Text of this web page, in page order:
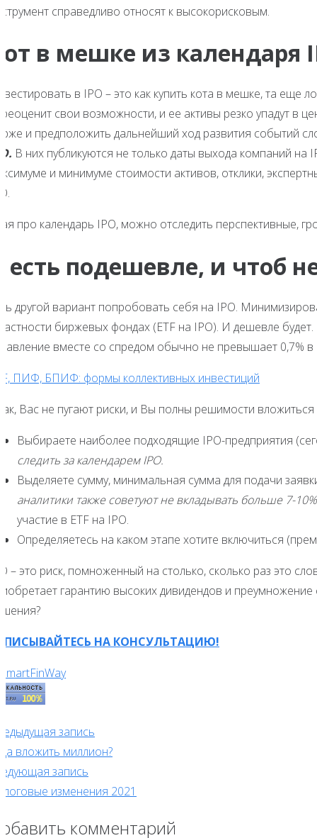
справедливо относят к высокорисковым.
в мешке из календаря
в IPO – это как купить кота в мешке, та еще
свои возможности, и ее активы резко упадут в
и предположить дальнейший ход развития событий
. В них публикуются не только даты выхода компаний на
и минимуме стоимости активов, отклики,
про календарь IPO, можно отследить перспективные,
есть подешевле, и чтоб
другой вариант попробовать себя на IPO.
биржевых фондах (ETF на IPO). И дешевле
вместе со спредом обычно не превышает 0,7% в
ПИФ, БПИФ: формы коллективных инвестиций
Вас не пугают риски, и Вы полны решимости вложиться
Выбираете наиболее подходящие IPO-предприятия
следить за календаремIPO.
Выделяете сумму, минимальная сумма для подачи
аналитики также советуют не вкладывать больше 7-
участие в ETF на IPO.
Определяетесь на каком этапе хотите включиться
– это риск, помноженный на столько, сколько раз это
гарантию высоких дивидендов и
НА КОНСУЛЬТАЦИЮ!
запись
вложить миллион?
запись
изменения 2021
комментарий